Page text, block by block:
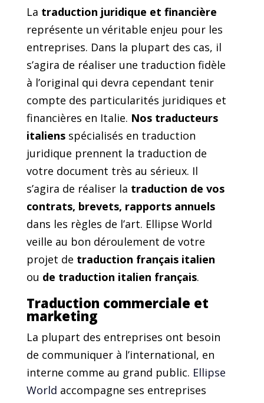
La traduction juridique et financière
représente un véritable enjeu pour les
entreprises. Dans la plupart des cas, il
s’agira de réaliser une traduction fidèle
à l’original qui devra cependant tenir
compte des particularités juridiques et
financières en Italie. Nos traducteurs
italiensspécialisés en traduction
juridique prennent la traduction de
votre document très au sérieux. Il
s’agira de réaliser la traduction de vos
contrats, brevets, rapports annuels
dans les règles de l’art. Ellipse World
veille au bon déroulement de votre
projet de traduction français italien
ou de traduction italien français.
Traduction commerciale et
marketing
La plupart des entreprises ont besoin
de communiquer à l’international, en
interne comme au grand public. Ellipse
World accompagne ses entreprises